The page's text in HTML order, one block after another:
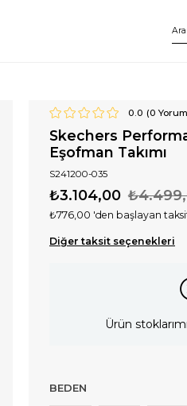
0.0 (0
Skechers
Eşofman Takımı
S241200-035
₺3.104,00
₺776,00 'den başlayan
Diğer taksit seçenekleri
Ürün
BEDEN